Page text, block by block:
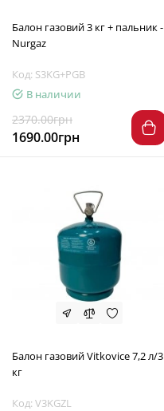
Балон газовий 3 кг + пальник -
Nurgaz
Код: S3KG+PGB
В наличии
2370.00грн
1690.00грн
Балон газовий Vitkovice 7,2 л/3
кг
Код: V3KGZL